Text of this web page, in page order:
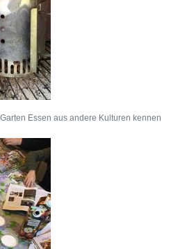
Essen aus andere Kulturen kennen